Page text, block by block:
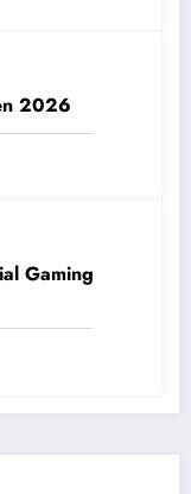
2026
Gaming